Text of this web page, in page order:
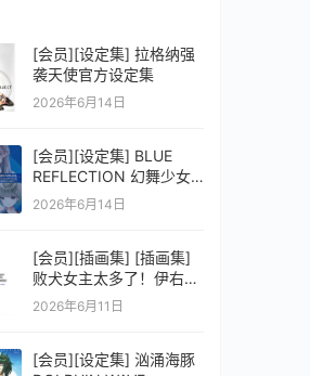
[会员][设定集] 拉格纳强
袭天使官方设定集
2026年6月14日
[会员][设定集] BLUE
REFLECTION 幻舞少女
之剑公式ビジュアルコレ
2026年6月14日
[会员][插画集] [插画集]
败犬女主太多了！伊右群
ARTWORKS
2026年6月11日
[会员][设定集] 汹涌海豚